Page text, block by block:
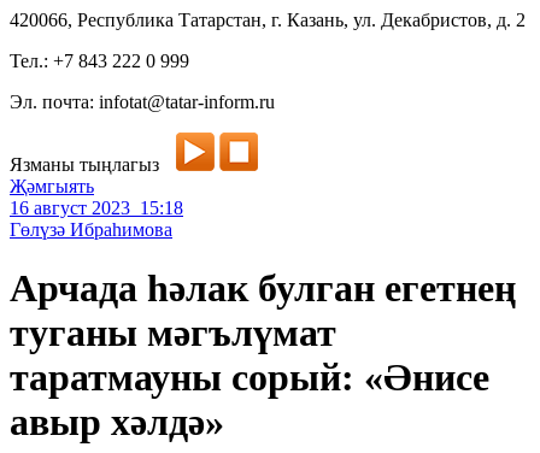
420066, Республика Татарстан, г. Казань, ул. Декабристов, д. 2
Тел.: +7 843 222 0 999
Эл. почта: infotat@tatar-inform.ru
Язманы тыңлагыз
Җәмгыять
16 август 2023 15:18
Гөлүзә Ибраһимова
Арчада һәлак булган егетнең
туганы мәгълүмат
таратмауны сорый: «Әнисе
авыр хәлдә»